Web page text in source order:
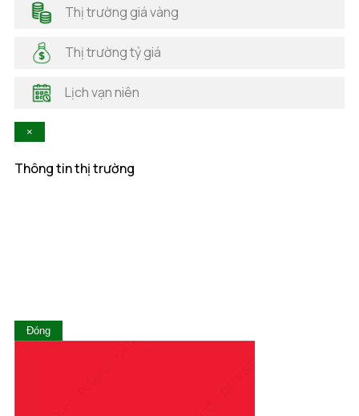
Hải Phòng
Hà Tĩnh
Hòa Bình
Lai Châu
Thị trường giá vàng
Thị trường tỷ giá
Lịch vạn niên
×
Thông tin thị trường
Đóng